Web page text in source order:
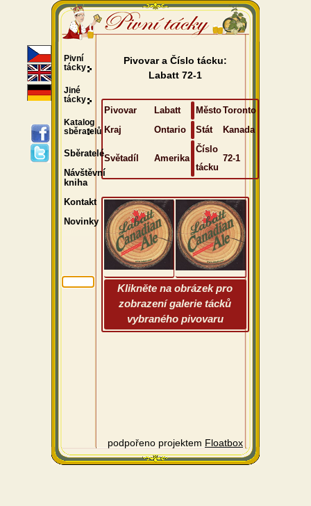
Pivovar a Číslo tácku:
Labatt 72-1
Pivovar Labatt MěstoToronto
Kraj
Ontario Stát Kanada
Světadíl Amerika
Číslo
tácku
72-1
Klikněte na obrázek pro
zobrazení galerie tácků
vybraného pivovaru
podpořeno projektem Floatbox
Pivní
tácky
Jiné
tácky
Katalog
sběratelů
Sběratelé
Návštěvní
kniha
Kontakt
Novinky